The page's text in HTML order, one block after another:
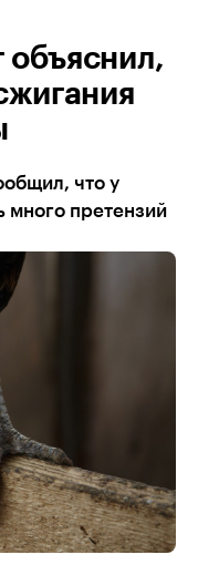
объяснил,
что у
много претензий